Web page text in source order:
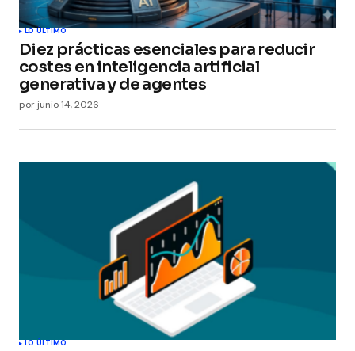
LO ÚLTIMO
Diez prácticas esenciales para reducir
costes en inteligencia artificial
generativa y de agentes
por junio 14, 2026
LO ÚLTIMO